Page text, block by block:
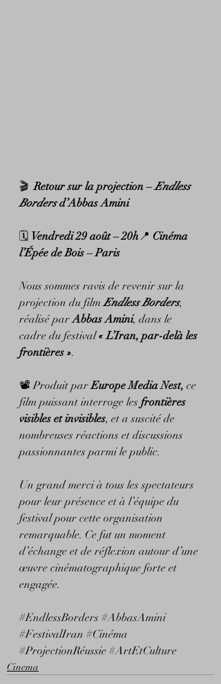
🎬 Retour sur la projection – Endless
Borders d’Abbas Amini
🗓 Vendredi 29 août – 20h📍 Cinéma
l’Épée de Bois – Paris
Nous sommes ravis de revenir sur la
projection du film Endless Borders,
réalisé par Abbas Amini, dans le
cadre du festival « L’Iran, par-delà les
frontières ».
📽 Produit par Europe Media Nest, ce
film puissant interroge les frontières
visibles et invisibles, et a suscité de
nombreuses réactions et discussions
passionnantes parmi le public.
Un grand merci à tous les spectateurs
pour leur présence et à l’équipe du
festival pour cette organisation
remarquable. Ce fut un moment
d’échange et de réflexion autour d’une
œuvre cinématographique forte et
engagée.
#EndlessBorders #AbbasAmini
#FestivalIran #Cinéma
#ProjectionRéussie #ArtEtCulture
Cinema